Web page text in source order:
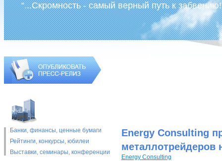
“...Скромность - самый верный путь к
Банки, финансы, ценные бумаги
Рейтинги, конкурсы, юбилеи
Выставки, cеминары, конференции
Energy Consulting
металлотрейдеров
Energy Consulting